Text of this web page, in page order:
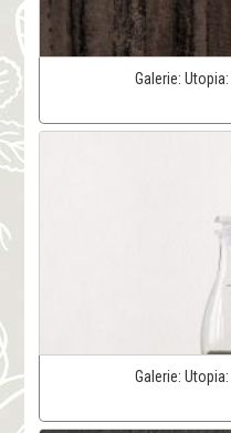
Galerie: Utopia:
Galerie: Utopia: